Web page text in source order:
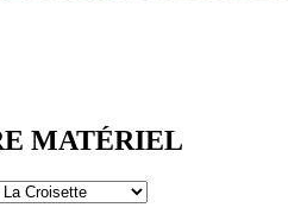
MATÉRIEL